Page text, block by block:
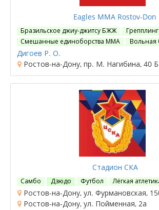
Eagles MMA Rostov-Don
Бразильское джиу-джитсу БЖЖ
Грепплинг
Смешанные единоборства ММА
Вольная
Дигоев Р. О.
Ростов-на-Дону, пр. М. Нагибина, 40 Б
Стадион СКА
Самбо Дзюдо Футбол Лёгкая
Ростов-на-Дону, ул. Фурмановская,
Ростов-на-Дону, ул. Пойменная, 2а